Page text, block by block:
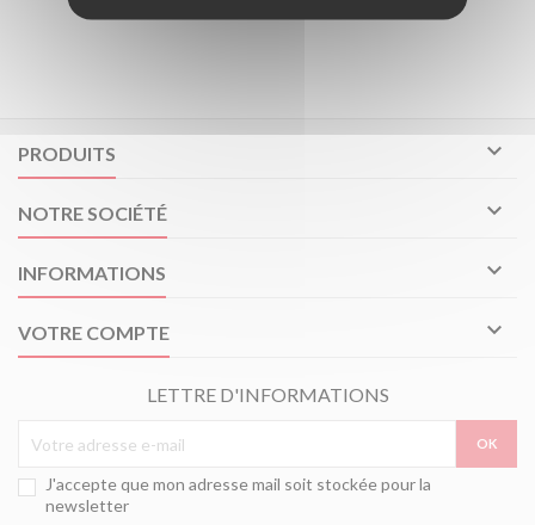
PRODUITS 
NOTRE SOCIÉTÉ 
INFORMATIONS 
VOTRE COMPTE 
LETTRE D'INFORMATIONS
J'accepte que mon adresse mail soit stockée pour la
newsletter